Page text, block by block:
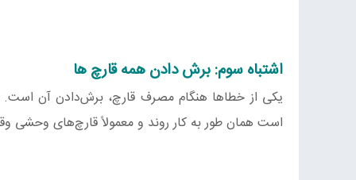
اشتباه سوم: برش دادن همه قارچ ها
یکی از خطاها هنگام مصرف قارچ، برش‌دادن آن است.
است همان طور به کار روند و معمولاً قارچ‌های